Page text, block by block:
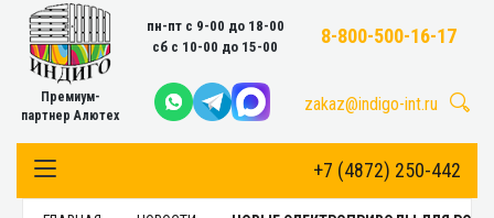
Премиум-
партнер Алютех
пн-пт с 9-00 до 18-00
сб с 10-00 до 15-00
8-800-500-16-17
zakaz@indigo-int.ru
+7 (4872) 250-442
Toggle Navigation